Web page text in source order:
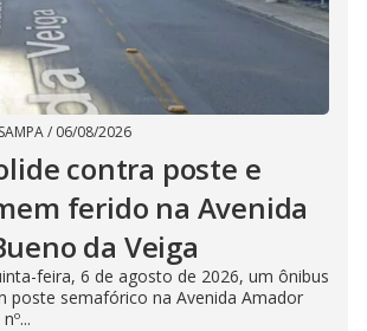
/ 06/08/2026
contra poste e
ferido na Avenida
da Veiga
feira, 6 de agosto de 2026, um ônibus
poste semafórico na Avenida Amador